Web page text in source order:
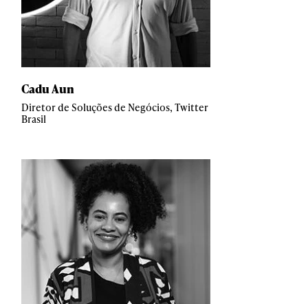
Cadu Aun
Diretor de Soluções de Negócios, Twitter
Brasil